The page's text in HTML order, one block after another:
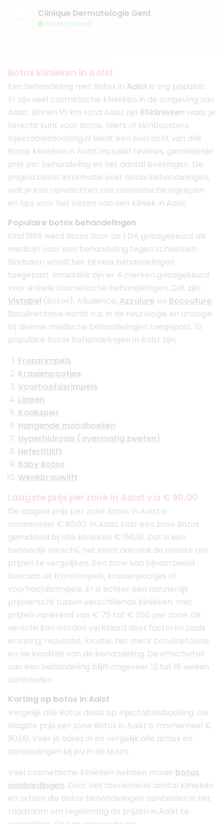
Clinique Dermatologie Gent
Recent geboekt
Botox klinieken in Aalst
Een behandeling met Botox in Aalst is erg populair.
Er zijn veel cosmetische klinieken in de omgeving van
Aalst. Binnen 15 km rond Aalst zijn 65klinieken waar je
terecht kunt voor Botox, fillers of skinboosters.
Injectablesbooking.nl biedt een overzicht van alle
Botox klinieken in Aalst, inclusief reviews, gemiddelde
prijs per behandeling en het aantal boekingen. De
pagina bevat informatie over Botox behandelingen,
wat je kan verwachten van cosmetische ingrepen
en tips voor het kiezen van een kliniek in Aalst.
Populaire botox behandelingen
Eind 1989 werd Botox door de FDA goedgekeurd als
medicijn voor een behandeling tegen scheelzien.
Sindsdien wordt het bij vele behandelingen
toegepast. Inmiddels zijn er 4 merken goedgekeurd
voor enkele cosmetische behandelingen. Dat zijn:
Vistabel (Botox), Alluzience, Azzalure en Bocouture.
Botulinetoxine wordt o.a. in de neurologie en urologie
bij diverse medische behandelingen toegepast. 10
populaire Botox behandelingen in Aalst zijn:
Fronsrimpels
Kraaienpootjes
Voorhoofdsrimpels
Lippen
Kaakspier
Hangende mondhoeken
Hyperhidrosis (overmatig zweten)
Nefertitilift
Baby Botox
Wenkbrauwlift
Laagste prijs per zone in Aalst v.a € 90,00
De laagste prijs per zone Botox in Aalst is
momenteel € 90,00. In Aalst kost een zone Botox
gemiddeld bij alle klinieken € 156,18. Dat is een
behoorlijk verschil, het loont dan ook de moeite om
prijzen te vergelijken. Een zone kan bijvoorbeeld
bestaan uit fronsrimpels, kraaienpootjes of
voorhoofdsrimpels. Er is echter een aanzienlijk
prijsverschil tussen verschillende klinieken, met
prijzen variërend van € 75 tot € 250 per zone. Dit
verschil kan worden verklaard door factoren zoals
ervaring, reputatie, locatie, het merk botulinetoxine
en de kwaliteit van de behandeling. De effectiviteit
van een behandeling blijft ongeveer 12 tot 16 weken
aanhouden.
Korting op botox in Aalst
Vergelijk alle Botox deals op Injectablesbooking. De
laagste prijs per zone Botox in Aalst is momenteel €
90,00. Voer je adres in en vergelijk alle acties en
aanbiedingen bij jou in de buurt.
Veel cosmetische klinieken hebben mooie botox
aanbiedingen. Door het toenemend aantal klinieken
en artsen die Botox behandelingen aanbieden is het
raadzaam om regelmatig de prijzen in Aalst te